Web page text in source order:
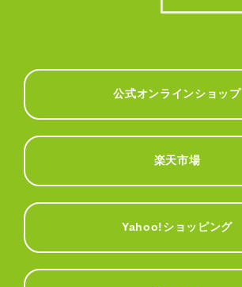
公式オンラインショップ
楽天市場
Yahoo!ショッピング